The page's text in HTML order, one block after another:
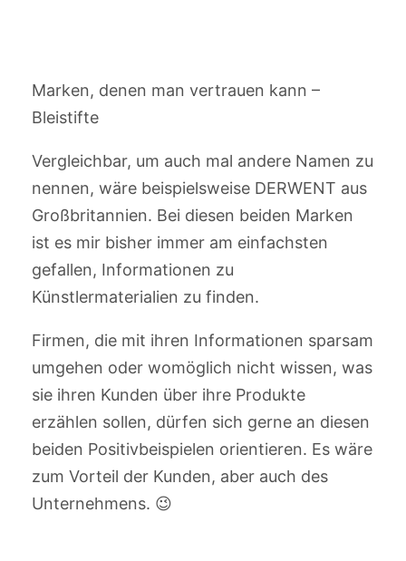
Marken, denen man vertrauen kann –
Bleistifte
Vergleichbar, um auch mal andere Namen zu
nennen, wäre beispielsweise DERWENT aus
Großbritannien. Bei diesen beiden Marken
ist es mir bisher immer am einfachsten
gefallen, Informationen zu
Künstlermaterialien zu finden.
Firmen, die mit ihren Informationen sparsam
umgehen oder womöglich nicht wissen, was
sie ihren Kunden über ihre Produkte
erzählen sollen, dürfen sich gerne an diesen
beiden Positivbeispielen orientieren. Es wäre
zum Vorteil der Kunden, aber auch des
Unternehmens. 😉